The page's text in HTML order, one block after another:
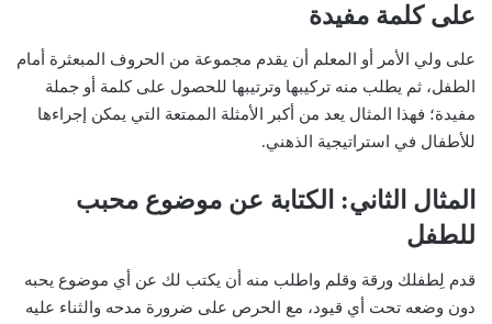
على كلمة مفيدة
على ولي الأمر أو المعلم أن يقدم مجموعة من الحروف المبعثرة أمام
الطفل، ثم يطلب منه تركيبها وترتيبها للحصول على كلمة أو جملة
مفيدة؛ فهذا المثال يعد من أكبر الأمثلة الممتعة التي يمكن إجراءها
للأطفال في استراتيجية الذهني.
المثال الثاني: الكتابة عن موضوع محبب
للطفل
قدم لِطفلك ورقة وقلم واطلب منه أن يكتب لك عن أي موضوع يحبه
دون وضعه تحت أي قيود، مع الحرص على ضرورة مدحه والثناء عليه